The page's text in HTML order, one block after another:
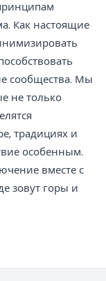
Как настоящие
сообщества. Мы
не только
традициях и
особенным.
вместе с
зовут горы и